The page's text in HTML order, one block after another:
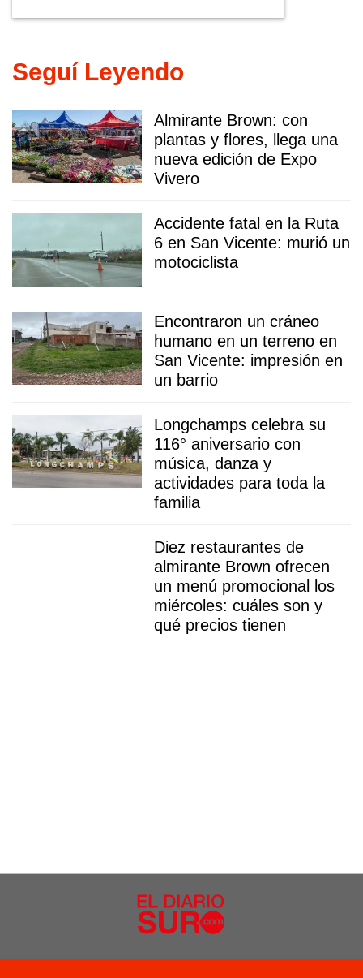
Seguí Leyendo
Almirante Brown: con
plantas y flores, llega una
nueva edición de Expo
Vivero
Accidente fatal en la Ruta
6 en San Vicente: murió un
motociclista
Encontraron un cráneo
humano en un terreno en
San Vicente: impresión en
un barrio
Longchamps celebra su
116° aniversario con
música, danza y
actividades para toda la
familia
Diez restaurantes de
almirante Brown ofrecen
un menú promocional los
miércoles: cuáles son y
qué precios tienen